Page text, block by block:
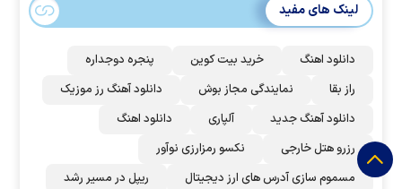
لینک های مفید
دانلود اهنگ خرید بیت کوین
پنجره دوجداره
راز بقا
نمایندگی مجاز بوش
دانلود آهنگ رز‌ موزیک
دانلود آهنگ جدید
آلپاری
دانلود اهنگ
رزرو هتل خارجی
نکسو رمزارزی نوآور
مسموم سازی آدرس های ارز دیجیتال
ریپل در مسیر رشد